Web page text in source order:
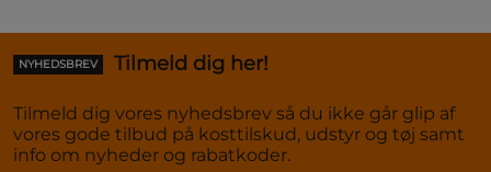
NYHEDSBREV Tilmeld dig her!
Tilmeld dig vores nyhedsbrev så du ikke går glip af
vores gode tilbud på kosttilskud, udstyr og tøj samt
info om nyheder og rabatkoder.